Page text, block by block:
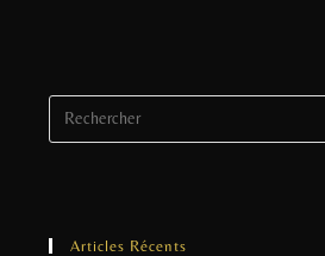
Articles Récents